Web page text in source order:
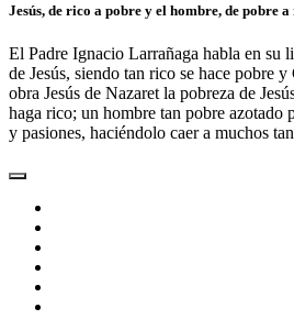
Jesús, de rico a pobre y el hombre, de pobre
El Padre Ignacio Larrañaga habla en su
de Jesús, siendo tan rico se hace pobre
obra Jesús de Nazaret la pobreza de
haga rico; un hombre tan pobre azotado
y pasiones, haciéndolo caer a muchos